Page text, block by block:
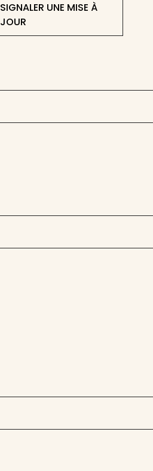
SIGNALER UNE MISE À
JOUR